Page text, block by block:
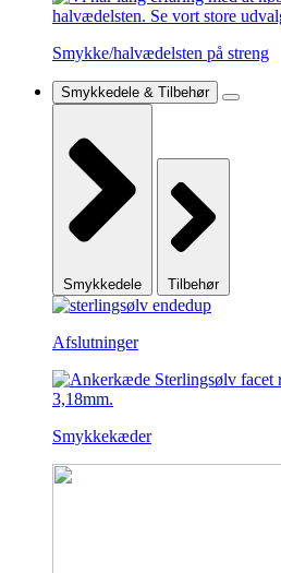
Smykke/halvædelsten på streng
Smykkedele & Tilbehør
Smykkedele Tilbehør
Afslutninger
Smykkekæder